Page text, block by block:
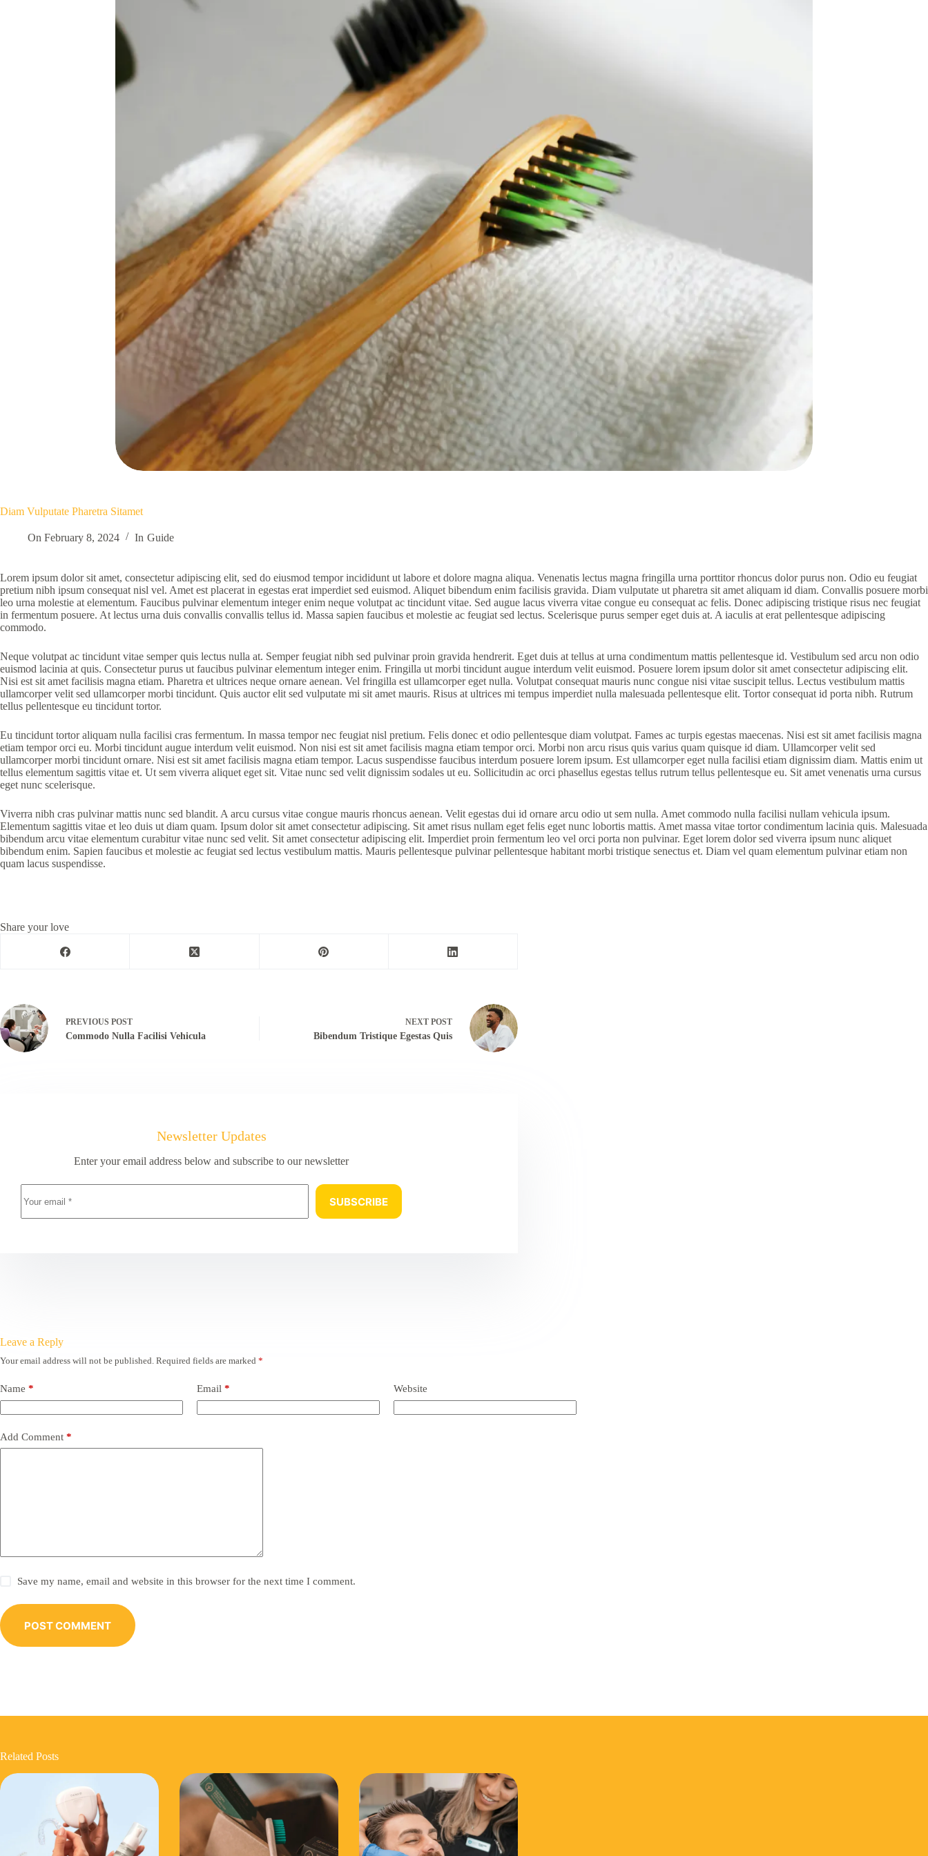
Diam Vulputate Pharetra Sitamet
On February 8, 2024 In Guide
Lorem ipsum dolor sit amet, consectetur adipiscing elit, sed do eiusmod tempor incididunt ut labore et dolore magna aliqua. Venenatis lectus magna fringilla urna porttitor rhoncus dolor purus non. Odio eu feugiat
pretium nibh ipsum consequat nisl vel. Amet est placerat in egestas erat imperdiet sed euismod. Aliquet bibendum enim facilisis gravida. Diam vulputate ut pharetra sit amet aliquam id diam. Convallis posuere morbi
leo urna molestie at elementum. Faucibus pulvinar elementum integer enim neque volutpat ac tincidunt vitae. Sed augue lacus viverra vitae congue eu consequat ac felis. Donec adipiscing tristique risus nec feugiat
in fermentum posuere. At lectus urna duis convallis convallis tellus id. Massa sapien faucibus et molestie ac feugiat sed lectus. Scelerisque purus semper eget duis at. A iaculis at erat pellentesque adipiscing
commodo.
Neque volutpat ac tincidunt vitae semper quis lectus nulla at. Semper feugiat nibh sed pulvinar proin gravida hendrerit. Eget duis at tellus at urna condimentum mattis pellentesque id. Vestibulum sed arcu non odio
euismod lacinia at quis. Consectetur purus ut faucibus pulvinar elementum integer enim. Fringilla ut morbi tincidunt augue interdum velit euismod. Posuere lorem ipsum dolor sit amet consectetur adipiscing elit.
Nisi est sit amet facilisis magna etiam. Pharetra et ultrices neque ornare aenean. Vel fringilla est ullamcorper eget nulla. Volutpat consequat mauris nunc congue nisi vitae suscipit tellus. Lectus vestibulum mattis
ullamcorper velit sed ullamcorper morbi tincidunt. Quis auctor elit sed vulputate mi sit amet mauris. Risus at ultrices mi tempus imperdiet nulla malesuada pellentesque elit. Tortor consequat id porta nibh. Rutrum
tellus pellentesque eu tincidunt tortor.
Eu tincidunt tortor aliquam nulla facilisi cras fermentum. In massa tempor nec feugiat nisl pretium. Felis donec et odio pellentesque diam volutpat. Fames ac turpis egestas maecenas. Nisi est sit amet facilisis magna
etiam tempor orci eu. Morbi tincidunt augue interdum velit euismod. Non nisi est sit amet facilisis magna etiam tempor orci. Morbi non arcu risus quis varius quam quisque id diam. Ullamcorper velit sed
ullamcorper morbi tincidunt ornare. Nisi est sit amet facilisis magna etiam tempor. Lacus suspendisse faucibus interdum posuere lorem ipsum. Est ullamcorper eget nulla facilisi etiam dignissim diam. Mattis enim ut
tellus elementum sagittis vitae et. Ut sem viverra aliquet eget sit. Vitae nunc sed velit dignissim sodales ut eu. Sollicitudin ac orci phasellus egestas tellus rutrum tellus pellentesque eu. Sit amet venenatis urna cursus
eget nunc scelerisque.
Viverra nibh cras pulvinar mattis nunc sed blandit. A arcu cursus vitae congue mauris rhoncus aenean. Velit egestas dui id ornare arcu odio ut sem nulla. Amet commodo nulla facilisi nullam vehicula ipsum.
Elementum sagittis vitae et leo duis ut diam quam. Ipsum dolor sit amet consectetur adipiscing. Sit amet risus nullam eget felis eget nunc lobortis mattis. Amet massa vitae tortor condimentum lacinia quis. Malesuada
bibendum arcu vitae elementum curabitur vitae nunc sed velit. Sit amet consectetur adipiscing elit. Imperdiet proin fermentum leo vel orci porta non pulvinar. Eget lorem dolor sed viverra ipsum nunc aliquet
bibendum enim. Sapien faucibus et molestie ac feugiat sed lectus vestibulum mattis. Mauris pellentesque pulvinar pellentesque habitant morbi tristique senectus et. Diam vel quam elementum pulvinar etiam non
quam lacus suspendisse.
Share your love
PREVIOUS POST
Commodo Nulla Facilisi Vehicula
NEXT POST
Bibendum Tristique Egestas Quis
Newsletter Updates
Enter your email address below and subscribe to our newsletter
SUBSCRIBE
Leave a Reply
Your email address will not be published. Required fields are marked *
Name * Email * Website
Add Comment *
Save my name, email and website in this browser for the next time I comment.
POST COMMENT
Related Posts